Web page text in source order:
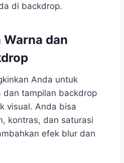
di backdrop.
dan
Anda untuk
dan tampilan backdrop
visual. Anda bisa
kontras, dan saturasi
efek blur dan